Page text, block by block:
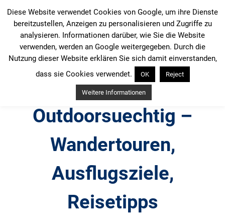
Inhalt
springen
Outdoorsuechtig –
Wandertouren,
Ausflugsziele,
Reisetipps
Diese Website verwendet Cookies von Google, um ihre Dienste
bereitzustellen, Anzeigen zu personalisieren und Zugriffe zu
analysieren. Informationen darüber, wie Sie die Website
verwenden, werden an Google weitergegeben. Durch die
Nutzung dieser Website erklären Sie sich damit einverstanden,
dass sie Cookies verwendet.
OK Reject
Weitere Informationen